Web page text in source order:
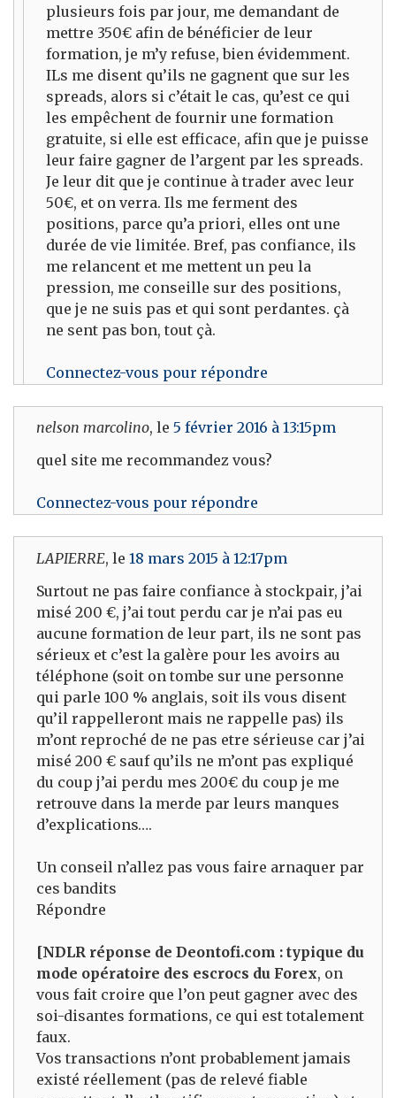
plusieurs fois par jour, me demandant de
mettre 350€ afin de bénéficier de leur
formation, je m’y refuse, bien évidemment.
ILs me disent qu’ils ne gagnent que sur les
spreads, alors si c’était le cas, qu’est ce qui
les empêchent de fournir une formation
gratuite, si elle est efficace, afin que je puisse
leur faire gagner de l’argent par les spreads.
Je leur dit que je continue à trader avec leur
50€, et on verra. Ils me ferment des
positions, parce qu’a priori, elles ont une
durée de vie limitée. Bref, pas confiance, ils
me relancent et me mettent un peu la
pression, me conseille sur des positions,
que je ne suis pas et qui sont perdantes. çà
ne sent pas bon, tout çà.
Connectez-vous pour répondre
nelson marcolino, le 5 février 2016 à 13:15pm
quel site me recommandez vous?
Connectez-vous pour répondre
LAPIERRE, le 18 mars 2015 à 12:17pm
Surtout ne pas faire confiance à stockpair, j’ai
misé 200 €, j’ai tout perdu car je n’ai pas eu
aucune formation de leur part, ils ne sont pas
sérieux et c’est la galère pour les avoirs au
téléphone (soit on tombe sur une personne
qui parle 100 % anglais, soit ils vous disent
qu’il rappelleront mais ne rappelle pas) ils
m’ont reproché de ne pas etre sérieuse car j’ai
misé 200 € sauf qu’ils ne m’ont pas expliqué
du coup j’ai perdu mes 200€ du coup je me
retrouve dans la merde par leurs manques
d’explications….
Un conseil n’allez pas vous faire arnaquer par
ces bandits
Répondre
[NDLR réponse de Deontofi.com : typique du
mode opératoire des escrocs du Forex, on
vous fait croire que l’on peut gagner avec des
soi-disantes formations, ce qui est totalement
faux.
Vos transactions n’ont probablement jamais
existé réellement (pas de relevé fiable